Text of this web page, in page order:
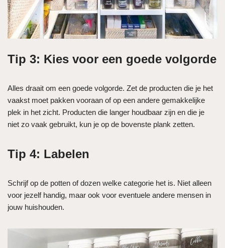
Tip 3: Kies voor een goede volgorde
Alles draait om een goede volgorde. Zet de producten die je het
vaakst moet pakken vooraan of op een andere gemakkelijke
plek in het zicht. Producten die langer houdbaar zijn en die je
niet zo vaak gebruikt, kun je op de bovenste plank zetten.
Tip 4: Labelen
Schrijf op de potten of dozen welke categorie het is. Niet alleen
voor jezelf handig, maar ook voor eventuele andere mensen in
jouw huishouden.